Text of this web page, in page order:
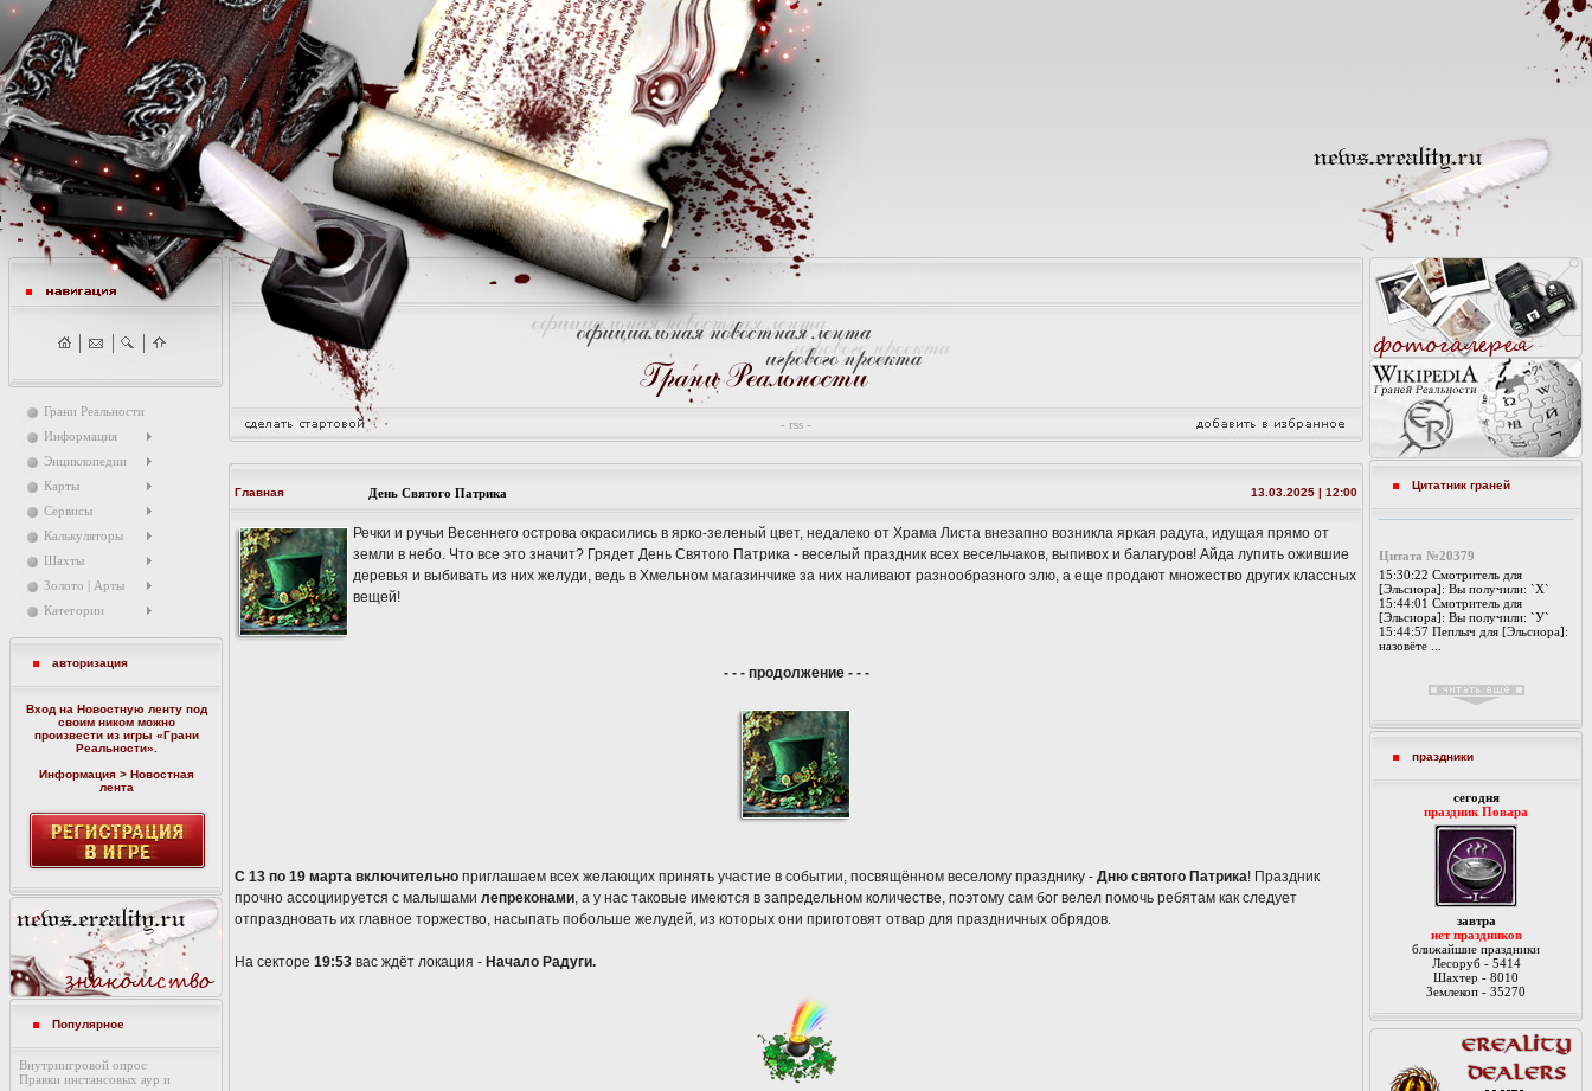
Грани Реальности
Информация
Энциклопедии
Карты
Сервисы
Калькуляторы
Шахты
Золото | Арты
Категории
авторизация
Вход на Новостную ленту под
своим ником можно
произвести из игры «Грани
Реальности».
Информация > Новостная
лента
Популярное
Внутриигровой опрос
Правки инстансовых аур и
- rss -
Главная День Святого Патрика 13.03.2025 | 12:00
Речки и ручьи Весеннего острова окрасились в ярко-зеленый цвет, недалеко от Храма Листа внезапно возникла яркая радуга, идущая прямо от
земли в небо. Что все это значит? Грядет День Святого Патрика - веселый праздник всех весельчаков, выпивох и балагуров! Айда лупить ожившие
деревья и выбивать из них желуди, ведь в Хмельном магазинчике за них наливают разнообразного элю, а еще продают множество других классных
вещей!
- - - продолжение - - -
С 13 по 19 марта включительно приглашаем всех желающих принять участие в событии, посвящённом веселому празднику - Дню святого Патрика! Праздник
прочно ассоциируется с малышами лепреконами, а у нас таковые имеются в запредельном количестве, поэтому сам бог велел помочь ребятам как следует
отпраздновать их главное торжество, насыпать побольше желудей, из которых они приготовят отвар для праздничных обрядов.
На секторе 19:53 вас ждёт локация - Начало Радуги.
Цитатник граней
Цитата №20379
15:30:22 Смотритель для
[Эльсиора]: Вы получили: `Х`
15:44:01 Смотритель для
[Эльсиора]: Вы получили: `У`
15:44:57 Пеплыч для [Эльсиора]:
назовёте ...
праздники
cегодня
праздник Повара
завтра
нет праздников
ближайшие праздники
Лесоруб - 5414
Шахтер - 8010
Землекоп - 35270